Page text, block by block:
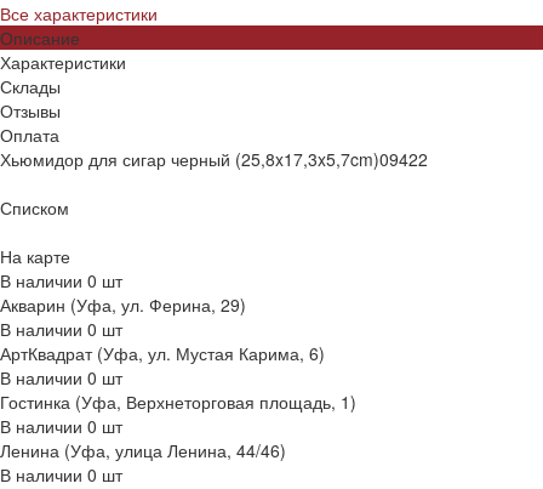
Все характеристики
Описание
Характеристики
Склады
Отзывы
Оплата
Хьюмидор для сигар черный (25,8x17,3x5,7cm)09422
Списком
На карте
В наличии 0 шт
Акварин (Уфа, ул. Ферина, 29)
В наличии 0 шт
АртКвадрат (Уфа, ул. Мустая Карима, 6)
В наличии 0 шт
Гостинка (Уфа, Верхнеторговая площадь, 1)
В наличии 0 шт
Ленина (Уфа, улица Ленина, 44/46)
В наличии 0 шт